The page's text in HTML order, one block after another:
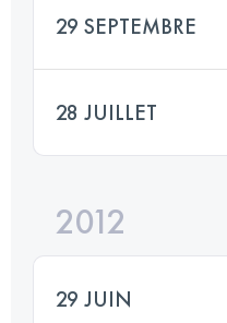
29 SEPTEMBRE
28 JUILLET
2012
29 JUIN